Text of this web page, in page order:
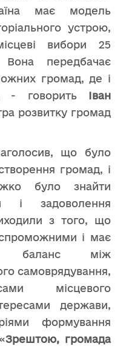
має модель
устрою,
вибори 25
передбачає
громад, де і
- говорить Іван
розвитку громад
що було
громад, і
було знайти
і задоволення
з того, що
і має
баланс між
самоврядування,
місцевого
держави,
формування
Зрештою, громада